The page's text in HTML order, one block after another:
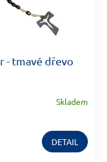
- tmavé dřevo
Skladem
DETAIL